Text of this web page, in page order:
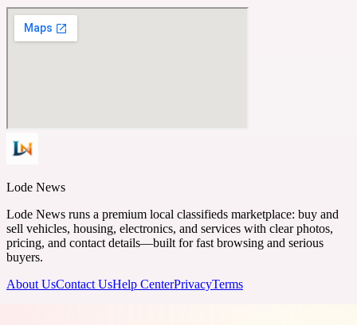
Lode News
Lode News runs a premium local classifieds marketplace: buy and
sell vehicles, housing, electronics, and services with clear photos,
pricing, and contact details—built for fast browsing and serious
buyers.
About UsContact UsHelp CenterPrivacyTerms